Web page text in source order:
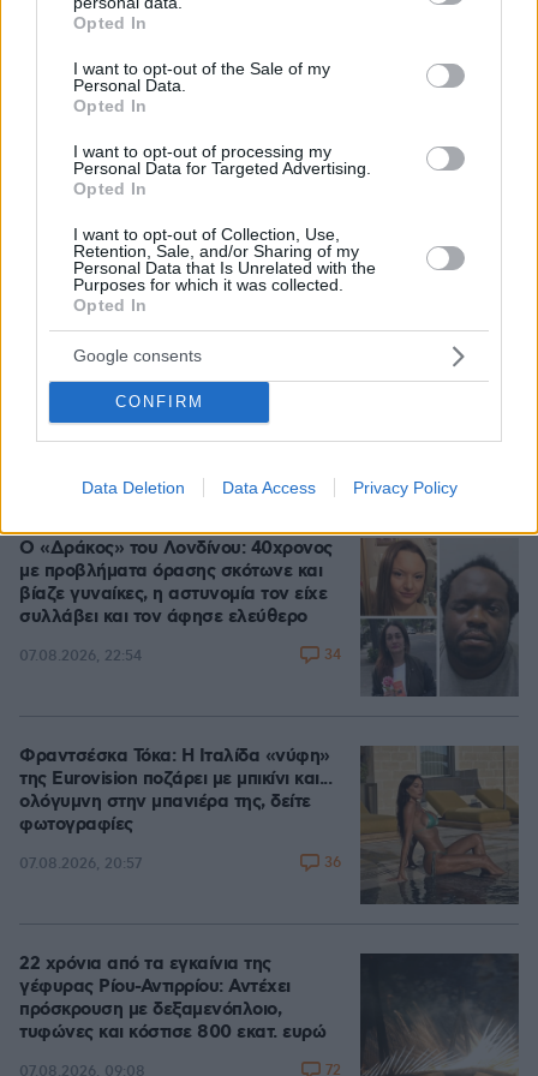
grant or deny consent to Google and its third-party tags to
use your data for below specified purposes in below Google
consent section.
Opted In
I want to opt-out of the Sale of my
Personal Data.
Opted In
I want to opt-out of processing my
Personal Data for Targeted Advertising.
Opted In
I want to opt-out of Collection, Use,
Retention, Sale, and/or Sharing of my
Personal Data that Is Unrelated with the
Purposes for which it was collected.
Opted In
Google consents
CONFIRM
Data Deletion Data Access Privacy Policy
να παίξει στο WNBA
€50 δισ. την ερχόμενη δεκαετία
07.08.2026, 20:16
Δημοκρατία: Γρατσία, Γαλανός,
Καρυστιανού και αυλικοί το
μετέτρεψαν σε φοβικό αρχηγικό
Ο «Δράκος» του Λονδίνου: 40χρονος
με προβλήματα όρασης σκότωνε και
βίαζε γυναίκες, η αστυνομία τον είχε
συλλάβει και τον άφησε ελεύθερο
07.08.2026, 22:54 34
Φραντσέσκα Τόκα: Η Ιταλίδα «νύφη»
της Eurovision ποζάρει με μπικίνι και...
ολόγυμνη στην μπανιέρα της, δείτε
φωτογραφίες
07.08.2026, 20:57 36
22 χρόνια από τα εγκαίνια της
γέφυρας Ρίου-Αντιρρίου: Αντέχει
πρόσκρουση με δεξαμενόπλοιο,
τυφώνες και κόστισε 800 εκατ. ευρώ
07.08.2026, 09:08 72